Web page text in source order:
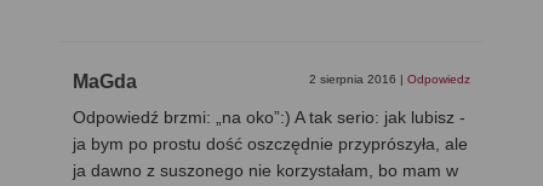
MaGda 2 sierpnia 2016 | Odpowiedz
Odpowiedź brzmi: „na oko”:) A tak serio: jak lubisz -
ja bym po prostu dość oszczędnie przyprószyła, ale
ja dawno z suszonego nie korzystałam, bo mam w